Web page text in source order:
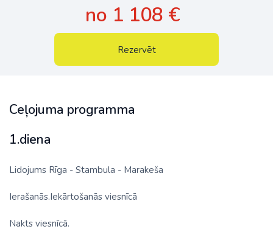
Ceļojuma programma
1.diena
Lidojums Rīga - Stambula - Marakeša
Ierašanās.Iekārtošanās viesnīcā
Nakts viesnīcā.
no 1 108 €
Rezervēt